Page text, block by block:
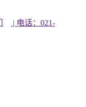
| 电话：021-